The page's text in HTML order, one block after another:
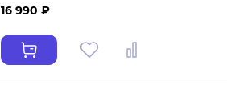
16 990 ₽